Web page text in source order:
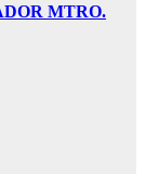
MTRO.